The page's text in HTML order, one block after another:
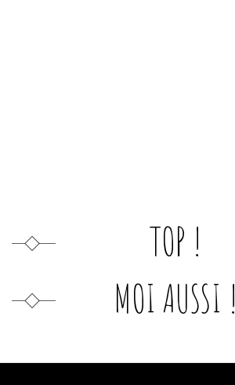
TOP !
MOI AUSSI !